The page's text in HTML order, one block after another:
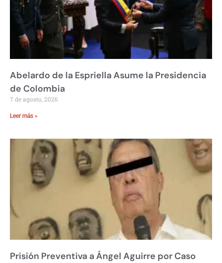
Abelardo de la Espriella Asume la Presidencia
de Colombia
7 de agosto, 2026
Leer más »
Prisión Preventiva a Ángel Aguirre por Caso